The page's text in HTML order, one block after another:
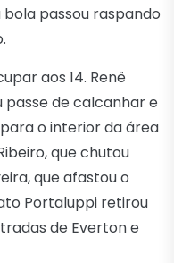
passou raspando
aos 14. Renê
de calcanhar e
o interior da área
que chutou
que afastou o
Portaluppi retirou
de Everton e